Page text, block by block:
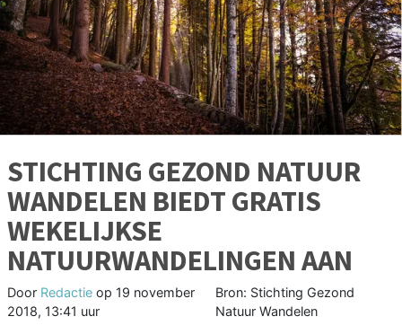
STICHTING GEZOND NATUUR
WANDELEN BIEDT GRATIS
WEKELIJKSE
NATUURWANDELINGEN AAN
Door Redactie op 19 november
2018, 13:41 uur
Bron: Stichting Gezond
Natuur Wandelen